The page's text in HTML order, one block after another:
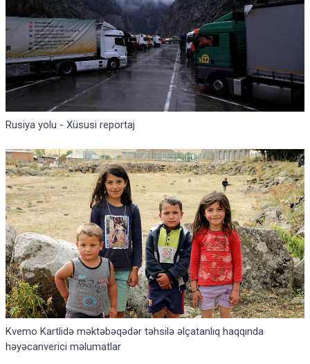
Rusiya yolu - Xüsusi reportaj
Kvemo Kartlidə məktəbəqədər təhsilə əlçatanlıq haqqında
həyəcanverici məlumatlar